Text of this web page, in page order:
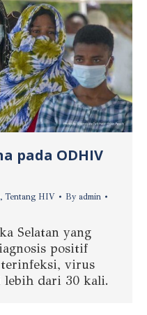
pada ODHIV
, Tentang HIV By admin
Selatan yang
positif
terinfeksi, virus
lebih dari 30 kali.